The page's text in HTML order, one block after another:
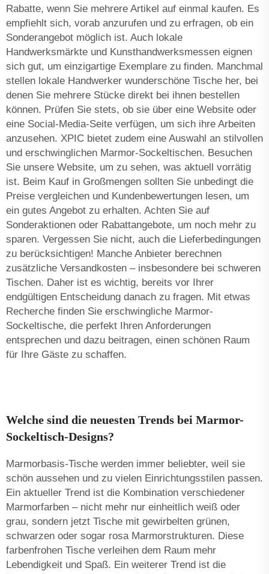
Rabatte, wenn Sie mehrere Artikel auf einmal kaufen. Es
empfiehlt sich, vorab anzurufen und zu erfragen, ob ein
Sonderangebot möglich ist. Auch lokale
Handwerksmärkte und Kunsthandwerksmessen eignen
sich gut, um einzigartige Exemplare zu finden. Manchmal
stellen lokale Handwerker wunderschöne Tische her, bei
denen Sie mehrere Stücke direkt bei ihnen bestellen
können. Prüfen Sie stets, ob sie über eine Website oder
eine Social-Media-Seite verfügen, um sich ihre Arbeiten
anzusehen. XPIC bietet zudem eine Auswahl an stilvollen
und erschwinglichen Marmor-Sockeltischen. Besuchen
Sie unsere Website, um zu sehen, was aktuell vorrätig
ist. Beim Kauf in Großmengen sollten Sie unbedingt die
Preise vergleichen und Kundenbewertungen lesen, um
ein gutes Angebot zu erhalten. Achten Sie auf
Sonderaktionen oder Rabattangebote, um noch mehr zu
sparen. Vergessen Sie nicht, auch die Lieferbedingungen
zu berücksichtigen! Manche Anbieter berechnen
zusätzliche Versandkosten – insbesondere bei schweren
Tischen. Daher ist es wichtig, bereits vor Ihrer
endgültigen Entscheidung danach zu fragen. Mit etwas
Recherche finden Sie erschwingliche Marmor-
Sockeltische, die perfekt Ihren Anforderungen
entsprechen und dazu beitragen, einen schönen Raum
für Ihre Gäste zu schaffen.
Welche sind die neuesten Trends bei Marmor-
Sockeltisch-Designs?
Marmorbasis-Tische werden immer beliebter, weil sie
schön aussehen und zu vielen Einrichtungsstilen passen.
Ein aktueller Trend ist die Kombination verschiedener
Marmorfarben – nicht mehr nur einheitlich weiß oder
grau, sondern jetzt Tische mit gewirbelten grünen,
schwarzen oder sogar rosa Marmorstrukturen. Diese
farbenfrohen Tische verleihen dem Raum mehr
Lebendigkeit und Spaß. Ein weiterer Trend ist die